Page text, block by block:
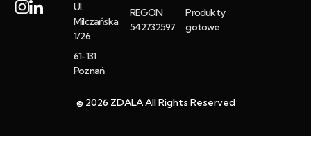
Ul.
Milczańska
1/26
61-131
Poznań
REGON
542732597
Produkty
gotowe
© 2026 ZDALA All Rights Reserved